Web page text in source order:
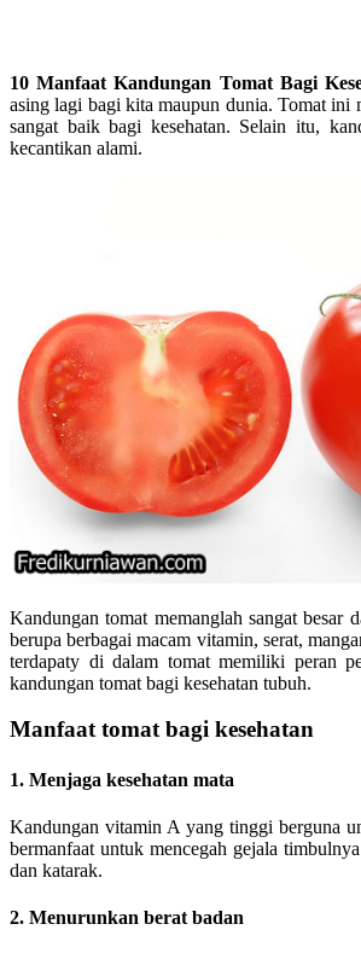
10 Manfaat Kandungan Tomat Bagi
asing lagi bagi kita maupun dunia. Tomat ini
sangat baik bagi kesehatan. Selain itu,
kecantikan alami.
Kandungan tomat memanglah sangat
berupa berbagai macam vitamin, serat,
terdapaty di dalam tomat memiliki peran
kandungan tomat bagi kesehatan tubuh.
Manfaat tomat bagi kesehatan
1. Menjaga kesehatan mata
Kandungan vitamin A yang tinggi berguna
bermanfaat untuk mencegah gejala
dan katarak.
2. Menurunkan berat badan